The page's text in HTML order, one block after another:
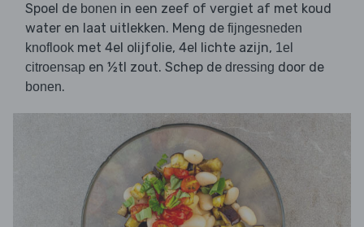
Spoel de bonen in een zeef of vergiet af met koud
water en laat uitlekken. Meng de fijngesneden
knoflook met 4el olijfolie, 4el lichte azijn, 1el
citroensap en ½tl zout. Schep de dressing door de
bonen.